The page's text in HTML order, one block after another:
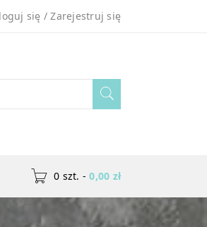
się /Zarejestruj się
0 - 0,00 zł